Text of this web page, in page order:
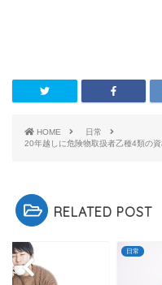
HOME
日常
20年越しに危険物取扱者乙種4類の
RELATED POST
日常